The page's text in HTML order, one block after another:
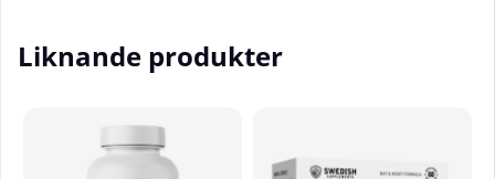
Liknande produkter